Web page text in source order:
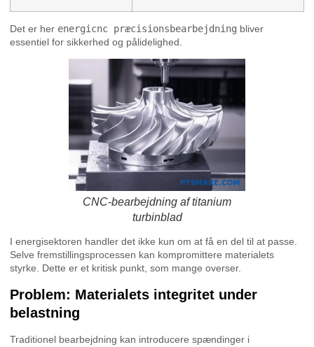
Det er her energicnc præcisionsbearbejdning bliver
essentiel for sikkerhed og pålidelighed.
CNC-bearbejdning af titanium
turbinblad
I energisektoren handler det ikke kun om at få en del til at passe.
Selve fremstillingsprocessen kan kompromittere materialets
styrke. Dette er et kritisk punkt, som mange overser.
Problem: Materialets integritet under
belastning
Traditionel bearbejdning kan introducere spændinger i